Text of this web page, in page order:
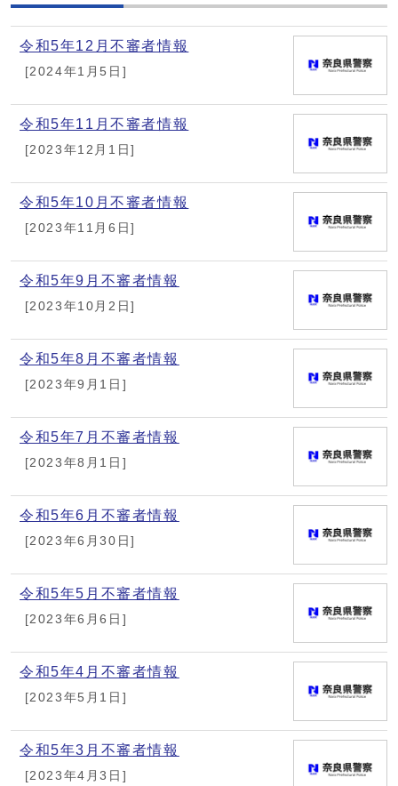
令和5年12月不審者情報
[2024年1月5日]
令和5年11月不審者情報
[2023年12月1日]
令和5年10月不審者情報
[2023年11月6日]
令和5年9月不審者情報
[2023年10月2日]
令和5年8月不審者情報
[2023年9月1日]
令和5年7月不審者情報
[2023年8月1日]
令和5年6月不審者情報
[2023年6月30日]
令和5年5月不審者情報
[2023年6月6日]
令和5年4月不審者情報
[2023年5月1日]
令和5年3月不審者情報
[2023年4月3日]